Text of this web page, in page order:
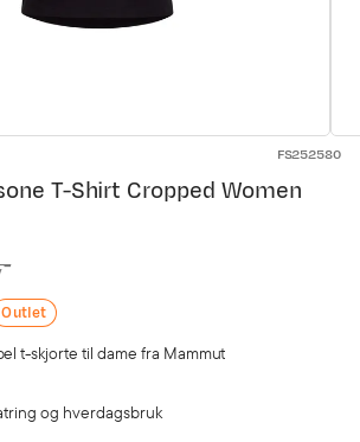
FS252580
T-Shirt Cropped Women
Outlet
t-skjorte til dame fra Mammut
og hverdagsbruk